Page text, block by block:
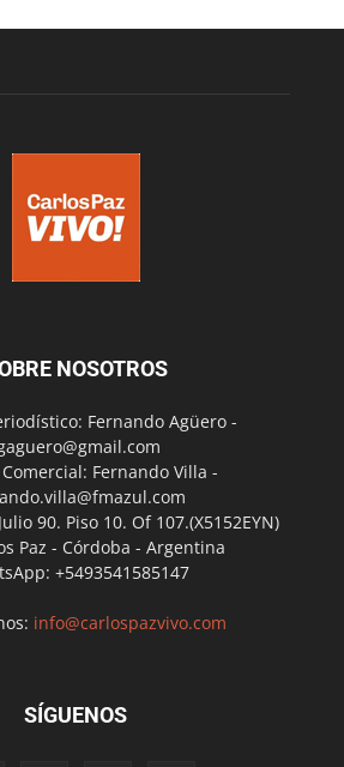
NOSOTROS
Fernando Agüero -
Fernando Villa -
90. Piso 10. Of 107.(X5152EYN)
Paz - Córdoba - Argentina
+5493541585147
info@carlospazvivo.com
SÍGUENOS